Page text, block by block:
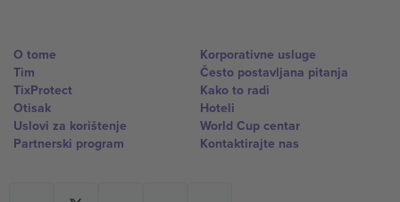
O tome
Tim
TixProtect
Otisak
Uslovi za korištenje
Partnerski program
Korporativne usluge
Često postavljana pitanja
Kako to radi
Hoteli
World Cup centar
Kontaktirajte nas